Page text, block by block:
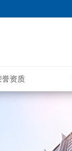
誉资质